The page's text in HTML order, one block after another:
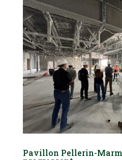
Pavillon Pellerin-